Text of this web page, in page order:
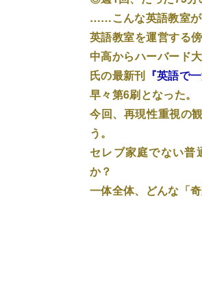
……こんな英語教室が
英語教室を運営する
中高からハーバード
氏の最新刊 『英語で
早々第6刷となった。
今回、再現性重視の
う。
セレブ家庭でない普
か？
一体全体、どんな「